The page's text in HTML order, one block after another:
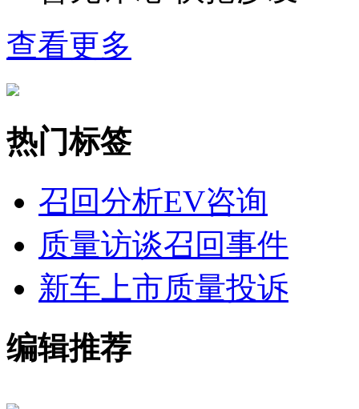
查看更多
热门标签
召回分析EV咨询
质量访谈召回事件
新车上市质量投诉
编辑推荐